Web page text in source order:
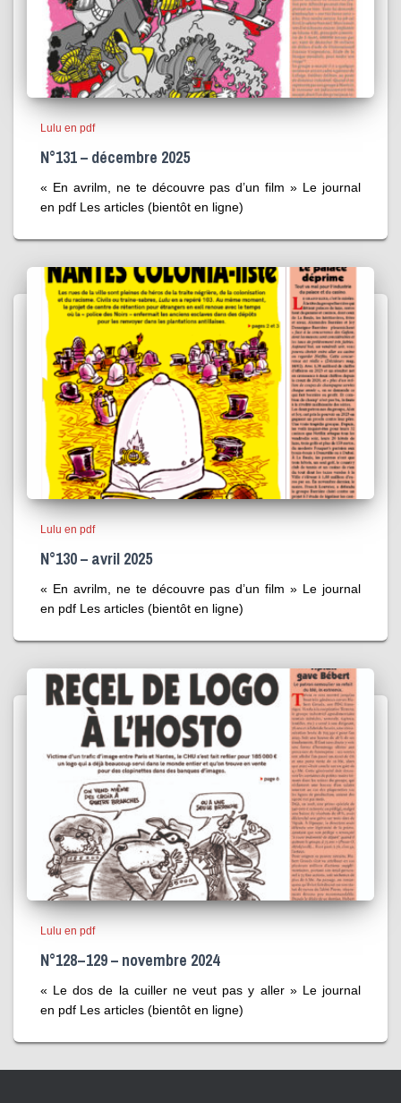
Lulu en pdf
N°131 – décembre 2025
« En avrilm, ne te découvre pas d’un film » Le journal
en pdf Les articles (bientôt en ligne)
Lulu en pdf
N°130 – avril 2025
« En avrilm, ne te découvre pas d’un film » Le journal
en pdf Les articles (bientôt en ligne)
Lulu en pdf
N°128 – 129 – novembre 2024
« Le dos de la cuiller ne veut pas y aller » Le journal
en pdf Les articles (bientôt en ligne)